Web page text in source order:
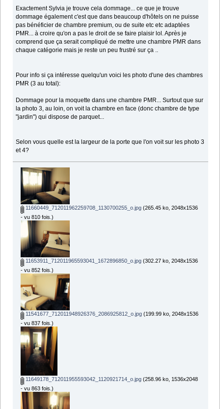
Exactement Sylvia je trouve cela dommage... ce que je trouve
dommage également c'est que dans beaucoup d'hôtels on ne puisse
pas bénéficier de chambre premium, ou de suite etc etc adaptées
PMR... à croire qu'on a pas le droit de se faire plaisir lol. Après je
comprend que ça serait compliqué de mettre une chambre PMR dans
chaque catégorie mais je reste un peu frustré sur ça ..
Pour info si ça intéresse quelqu'un voici les photo d'une des chambres
PMR (3 au total):
Dommage pour la moquette dans une chambre PMR... Surtout que sur
la photo 3, au loin, on voit la chambre en face (donc chambre de type
"jardin") qui dispose de parquet...
Selon vous quelle est la largeur de la porte que l'on voit sur les photo 3
et 4?
11660449_712011962259708_1130700255_o.jpg(265.45 ko, 2048x1536
- vu 810 fois.)
11653911_712011965593041_1672896850_o.jpg(302.27 ko, 2048x1536
- vu 852 fois.)
11541677_712011948926376_2086925812_o.jpg(199.99 ko, 2048x1536
- vu 837 fois.)
11649178_712011955593042_1120921714_o.jpg(258.96 ko, 1536x2048
- vu 863 fois.)